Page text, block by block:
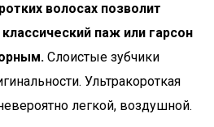
волосах позволит
паж или гарсон
Слоистые зубчики
Ультракороткая
легкой, воздушной.